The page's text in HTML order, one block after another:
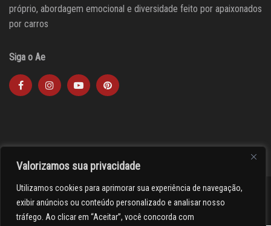
Valorizamos sua privacidade
Utilizamos cookies para aprimorar sua experiência de navegação,
exibir anúncios ou conteúdo personalizado e analisar nosso
tráfego. Ao clicar em “Aceitar”, você concorda com
próprio, abordagem emocional e diversidade feito por apaixonados
por carros
Siga o Ae
><(((º> 17